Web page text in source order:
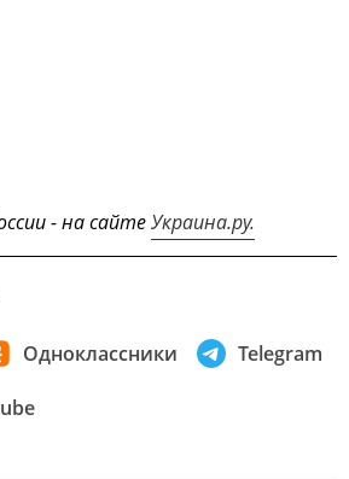
- на сайтеУкраина.ру.
Одноклассники Telegram